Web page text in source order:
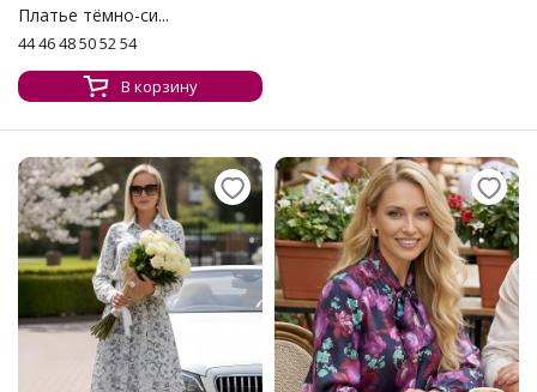
Платье тёмно-си...
44 46 48 50 52 54
В корзину